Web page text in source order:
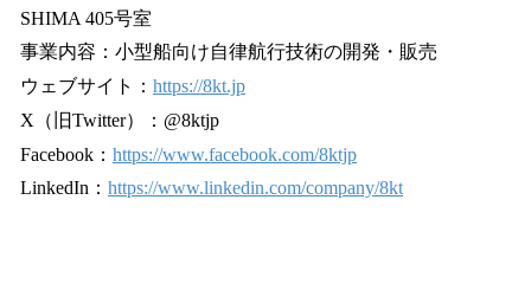
SHIMA 405号室
事業内容：小型船向け自律航行技術の開発・販売
ウェブサイト： https://8kt.jp
X（旧Twitter）：@8ktjp
Facebook： https://www.facebook.com/8ktjp
LinkedIn： https://www.linkedin.com/company/8kt